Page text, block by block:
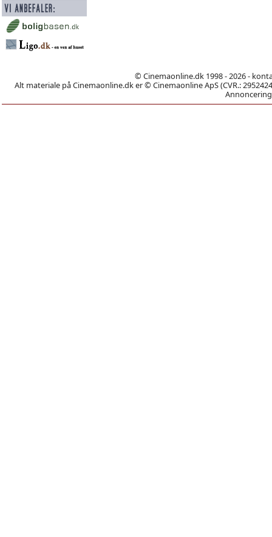
© Cinemaonline.dk 1998 - 2026 -
Alt materiale på Cinemaonline.dk er © Cinemaonline ApS (CVR.: